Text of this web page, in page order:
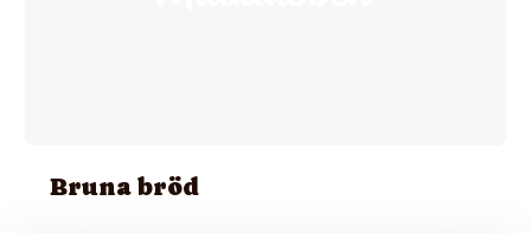
Bruna bröd